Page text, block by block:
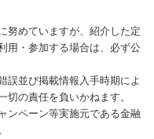
努めていますが、紹介した定
用・参加する場合は、必ず公
誤並び掲載情報入手時期によ
の責任を負いかねます。
ンペーン等実施元である金融